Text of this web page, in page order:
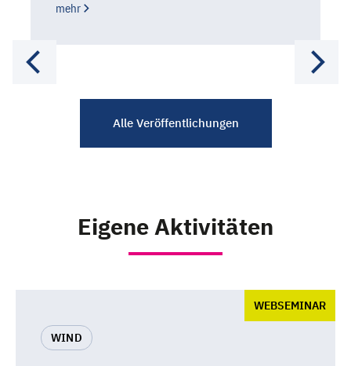
mehr
Alle Veröffentlichungen
Eigene Aktivitäten
WEBSEMINAR
WIND